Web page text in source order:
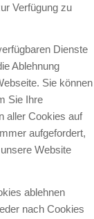
Verfügung zu
Dienste
Ablehnung
Sie können
Sie Ihre
aller Cookies auf
aufgefordert,
Website
ablehnen
nach Cookies